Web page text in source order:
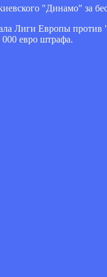
"Динамо" за
Лиги Европы против
евро штрафа.